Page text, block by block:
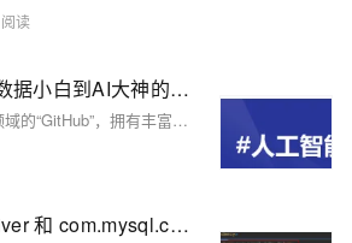
《解锁Kaggle：从数据小白到AI大神的进阶之路》
Kaggle被誉为数据科学领域的“GitHub”，拥有丰富的数据集、实战竞赛和用户内核，是提升数据处理与人工智能技能的理想平台。新手可从简单数据集入手，学习数据清洗、分析与可视化；进阶者则可通过复杂数据集和竞赛挑战自我，掌握高级预处理技术和模型优化。Kaggle的讨论区和内核资源提供了宝贵的学习机会，帮助用户站在巨人的肩膀上快速成长。持续参与竞赛和项目，关注最新技术动态，不断实践与积累经验，助你在数据科学领域稳步前行。
com.mysql.jdbc.Driver 和 com.mysql.cj.jdbc.Driver 的区别